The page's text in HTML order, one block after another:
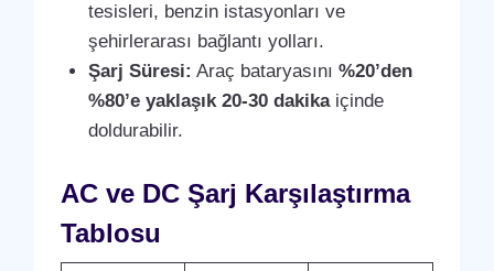
tesisleri, benzin istasyonları ve
şehirlerarası bağlantı yolları.
Şarj Süresi: Araç bataryasını%20’den
%80’e yaklaşık 20-30 dakikaiçinde
doldurabilir.
AC ve DC Şarj Karşılaştırma
Tablosu